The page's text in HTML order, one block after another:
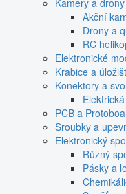
Kamery a drony
Akční
Drony a
RC
Elektronické
Krabice a
Konektory a
PCB a
Šroubky a
Elektronický
Různý
Pásky a